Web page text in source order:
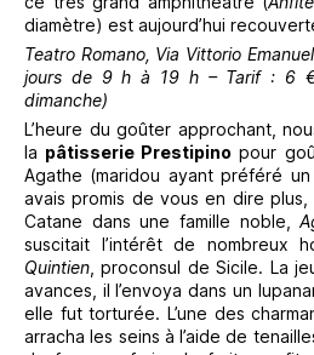
diamètre) est aujourd’hui
Teatro Romano, Via Vittorio
jours de 9 h à 19 h – Tarif : 6 €
dimanche)
L’heure du goûter approchant,
la pâtisserie Prestipino pour
Agathe (maridou ayant préféré
avais promis de vous en dire
Catane dans une famille noble,
suscitait l’intérêt de nombreux
Quintien , proconsul de Sicile. La
avances, il l’envoya dans un
elle fut torturée. L’une des
arracha les seins à l’aide de